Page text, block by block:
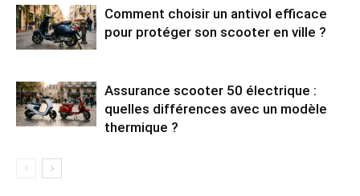
Comment choisir un antivol efficace
pour protéger son scooter en ville ?
Assurance scooter 50 électrique :
quelles différences avec un modèle
thermique ?